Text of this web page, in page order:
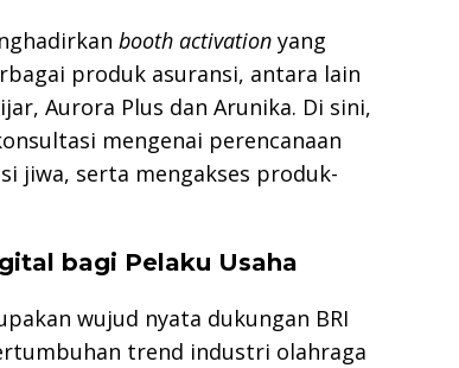
booth activation yang
produk asuransi, antara lain
Aurora Plus dan Arunika. Di sini,
mengenai perencanaan
jiwa, serta mengakses produk-
bagi Pelaku Usaha
wujud nyata dukungan BRI
trend industri olahraga